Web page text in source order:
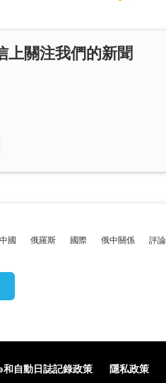
上關注我們的新聞
中國 俄羅斯 國際 俄中關係 評論
和自動日誌記錄政策 隱私政策